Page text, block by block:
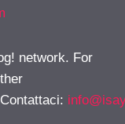
network. For
: